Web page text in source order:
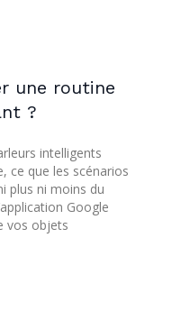
une routine
?
intelligents
ce que les scénarios
plus ni moins du
Google
vos objets